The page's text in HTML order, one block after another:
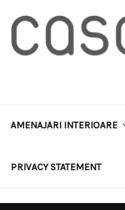
AMENAJARI INTERIOARE
PRIVACY STATEMENT